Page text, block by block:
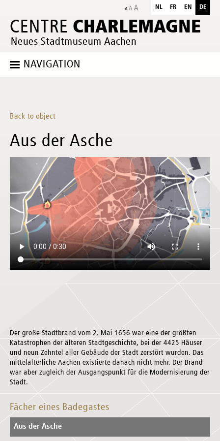
CENTRE CHARLEMAGNE
Neues Stadtmuseum Aachen
NL FR EN DE
NAVIGATION
Back to object
Aus der Asche
Der große Stadtbrand vom 2. Mai 1656 war eine der größten
Katastrophen der älteren Stadtgeschichte, bei der 4425 Häuser
und neun Zehntel aller Gebäude der Stadt zerstört wurden. Das
mittelalterliche Aachen existierte danach nicht mehr. Der Brand
war aber zugleich der Ausgangspunkt für die Modernisierung der
Stadt.
Fächer eines Badegastes
Aus der Asche